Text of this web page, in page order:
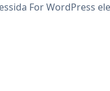
For WordPress